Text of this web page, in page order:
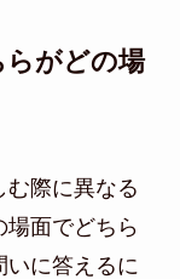
がどの場
む際に異なる
面でどちら
いに答えるに